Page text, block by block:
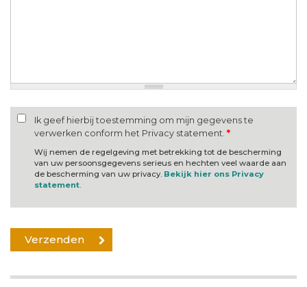
Ik geef hierbij toestemming om mijn gegevens te
verwerken conform het Privacy statement. *
Wij nemen de regelgeving met betrekking tot de bescherming
van uw persoonsgegevens serieus en hechten veel waarde aan
de bescherming van uw privacy. Bekijk hier ons Privacy
statement.